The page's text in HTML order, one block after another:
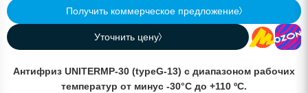
Получить коммерческое предложение
Уточнить цену
Антифриз UNITERMP-30 (typeG-13) с диапазоном рабочих
температур от минус -30°С до +110 ºС.